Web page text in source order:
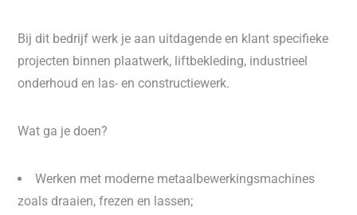
Bij dit bedrijf werk je aan uitdagende en klant specifieke
projecten binnen plaatwerk, liftbekleding, industrieel
onderhoud en las- en constructiewerk.
Wat ga je doen?
Werken met moderne metaalbewerkingsmachines
zoals draaien, frezen en lassen;